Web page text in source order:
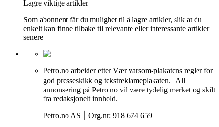
Lagre viktige artikler
Som abonnent får du mulighet til å lagre artikler, slik at du
enkelt kan finne tilbake til relevante eller interessante artikler
senere.
Petro.no arbeider etter Vær varsom-plakatens regler for
god presseskikk og tekstreklameplakaten. All
annonsering på Petro.no vil være tydelig merket og skilt
fra redaksjonelt innhold.
Petro.no AS ⎮ Org.nr: 918 674 659